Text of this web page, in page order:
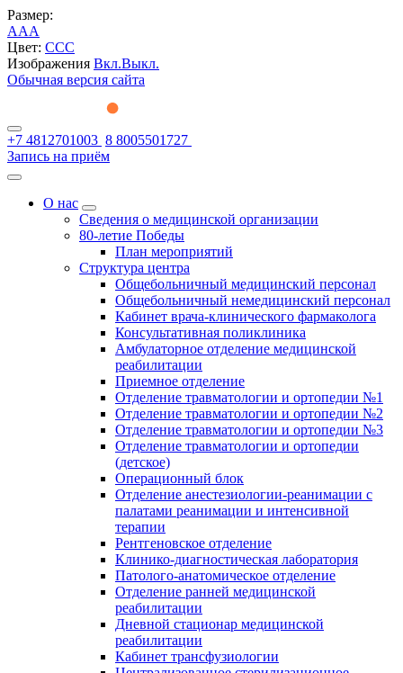
Размер:
AAA
Цвет: CCC
Изображения Вкл.Выкл.
Обычная версия сайта
+7 4812701003 8 8005501727
Запись на приём
О нас
Сведения о медицинской организации
80-летие Победы
План мероприятий
Структура центра
Общебольничный медицинский персонал
Общебольничный немедицинский персонал
Кабинет врача-клинического фармаколога
Консультативная поликлиника
Амбулаторное отделение медицинской
реабилитации
Приемное отделение
Отделение травматологии и ортопедии №1
Отделение травматологии и ортопедии №2
Отделение травматологии и ортопедии №3
Отделение травматологии и ортопедии
(детское)
Операционный блок
Отделение анестезиологии-реанимации с
палатами реанимации и интенсивной
терапии
Рентгеновское отделение
Клинико-диагностическая лаборатория
Патолого-анатомическое отделение
Отделение ранней медицинской
реабилитации
Дневной стационар медицинской
реабилитации
Кабинет трансфузиологии